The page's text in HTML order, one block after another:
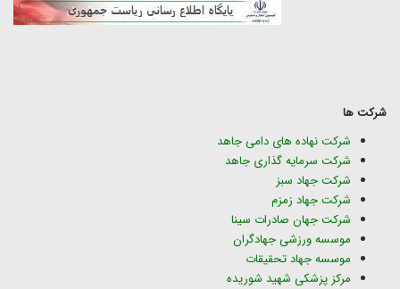
شرکت ها
شرکت نهاده های دامی جاهد
شرکت سرمایه گذاری جاهد
شرکت جهاد سبز
شرکت جهاد زمزم
شرکت جهان صادرات سینا
موسسه ورزشی جهادگران
موسسه جهاد تحقیقات
مرکز پزشکی شهید شوریده